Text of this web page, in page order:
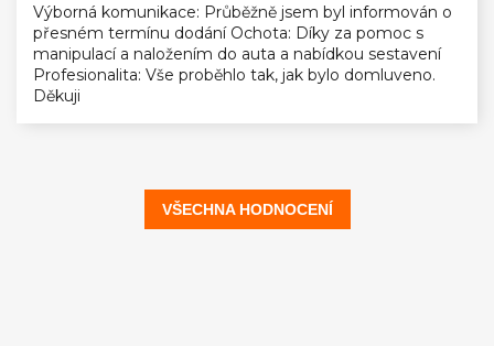
Výborná komunikace: Průběžně jsem byl informován o
přesném termínu dodání Ochota: Díky za pomoc s
manipulací a naložením do auta a nabídkou sestavení
Profesionalita: Vše proběhlo tak, jak bylo domluveno.
Děkuji
VŠECHNA HODNOCENÍ